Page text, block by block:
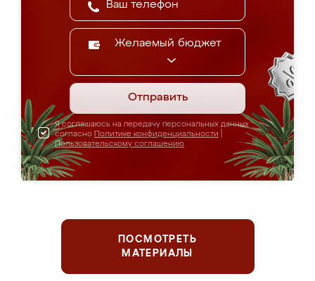
Желаемый бюджет
Отправить
Я соглашаюсь на передачу персональных данных
согласно Политике конфиденциальности
Пользовательскому соглашению
ПОСМОТРЕТЬ
МАТЕРИАЛЫ